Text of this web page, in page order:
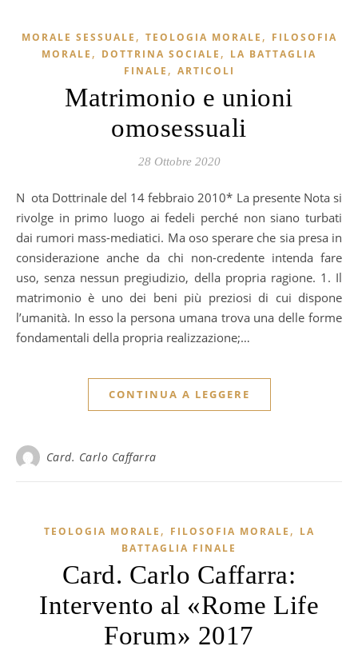
MORALE SESSUALE , TEOLOGIA MORALE , FILOSOFIA
MORALE , DOTTRINA SOCIALE , LA BATTAGLIA
FINALE , ARTICOLI
Matrimonio e unioni
omosessuali
28 Ottobre 2020
Nota Dottrinale del 14 febbraio 2010* La presente Nota si
rivolge in primo luogo ai fedeli perché non siano turbati
dai rumori mass-mediatici. Ma oso sperare che sia presa in
considerazione anche da chi non-credente intenda fare
uso, senza nessun pregiudizio, della propria ragione. 1. Il
matrimonio è uno dei beni più preziosi di cui dispone
l’umanità. In esso la persona umana trova una delle forme
fondamentali della propria realizzazione;…
CONTINUA A LEGGERE
Card. Carlo Caffarra
TEOLOGIA MORALE , FILOSOFIA MORALE , LA
BATTAGLIA FINALE
Card. Carlo Caffarra:
Intervento al «Rome Life
Forum» 2017